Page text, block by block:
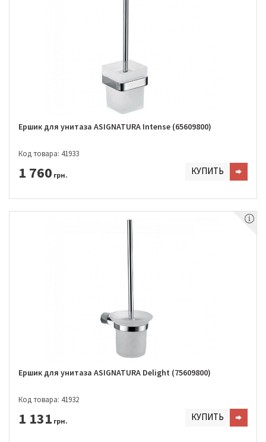
Ершик для унитаза ASIGNATURA Intense (65609800)
Код товара: 41933
1 760 грн. КУПИТЬ
Ершик для унитаза ASIGNATURA Delight (75609800)
Код товара: 41932
1 131 грн. КУПИТЬ